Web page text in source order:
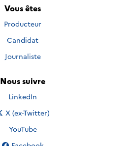
Vous êtes
Producteur
Candidat
Journaliste
Nous suivre
Nous suivre sur
LinkedIn
Nous suivre sur
X (ex-Twitter)
Nous suivre sur
YouTube